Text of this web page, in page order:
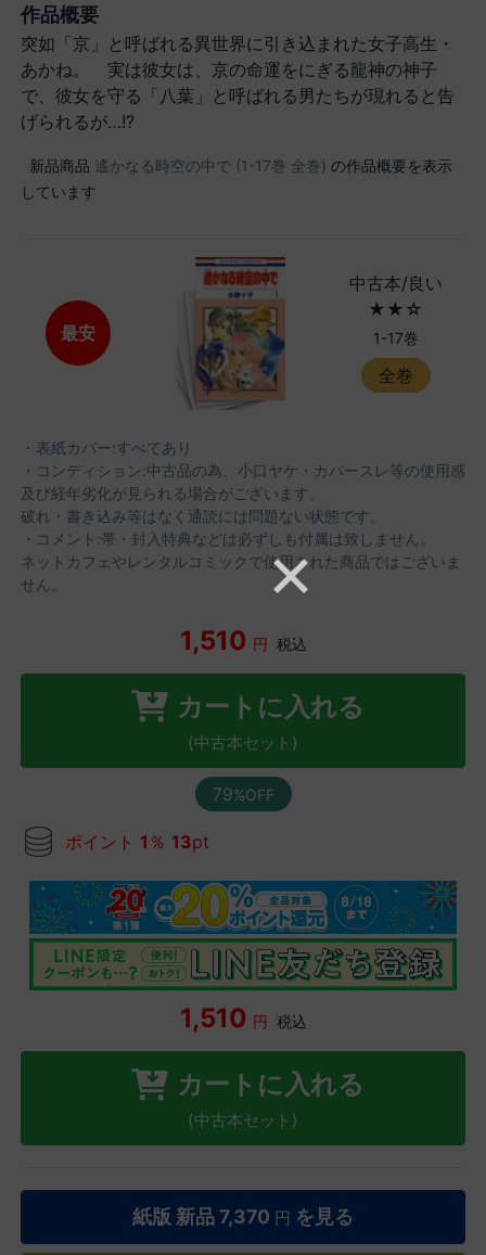
作品概要
突如「京」と呼ばれる異世界に引き込まれた女子高生・
あかね。 実は彼女は、京の命運をにぎる龍神の神子
で、彼女を守る「八葉」と呼ばれる男たちが現れると告
げられるが…!?
新品商品 遙かなる時空の中で (1-17巻 全巻) の作品概要を表示
しています
最安
中古本/良い
★★☆
1-17巻
全巻
・表紙カバー:すべてあり
・コンディション:中古品の為、小口ヤケ・カバースレ等の使用感
及び経年劣化が見られる場合がございます。
破れ・書き込み等はなく通読には問題ない状態です。
・コメント:帯・封入特典などは必ずしも付属は致しません。
ネットカフェやレンタルコミックで使用された商品ではございま
せん。
1,510 円 税込
カートに入れる
(中古本セット)
79%OFF
ポイント 1 ％ 13pt
1,510 円 税込
カートに入れる
(中古本セット)
紙版 新品7,370 円 を見る